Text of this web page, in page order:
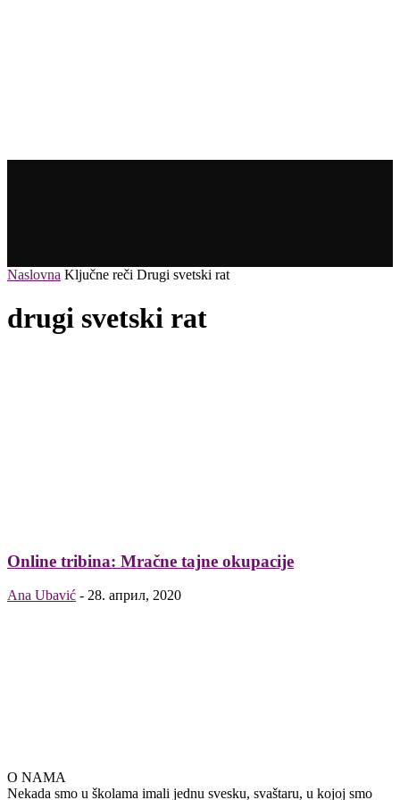
Naslovna Ključne reči Drugi svetski rat
drugi svetski rat
Online tribina: Mračne tajne okupacije
Ana Ubavić - 28. април, 2020
O NAMA
Nekada smo u školama imali jednu svesku, svaštaru, u kojoj smo